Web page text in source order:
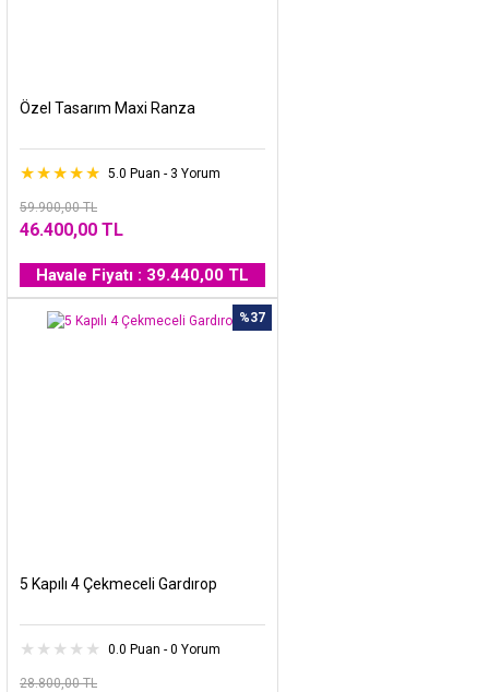
Özel Tasarım Maxi Ranza
5.0 Puan - 3 Yorum
59.900,00 TL
46.400,00 TL
Havale Fiyatı : 39.440,00 TL
%37
5 Kapılı 4 Çekmeceli Gardırop
0.0 Puan - 0 Yorum
28.800,00 TL